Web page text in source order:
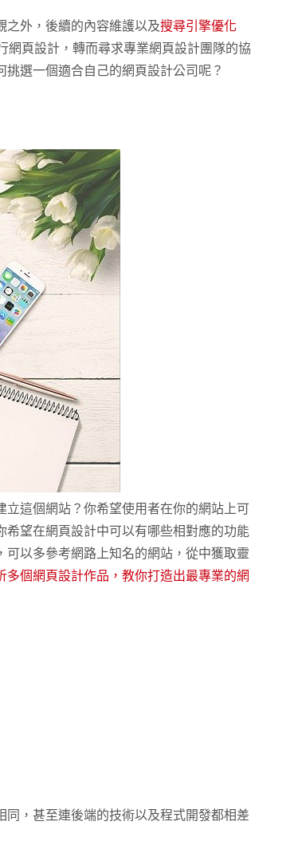
之外，後續的內容維護以及搜尋引擎優化
網頁設計，轉而尋求專業網頁設計團隊的協
選一個適合自己的網頁設計公司呢？
這個網站？你希望使用者在你的網站上可
望在網頁設計中可以有哪些相對應的功能
以多參考網路上知名的網站，從中獲取靈
多個網頁設計作品，教你打造出最專業的網
，甚至連後端的技術以及程式開發都相差